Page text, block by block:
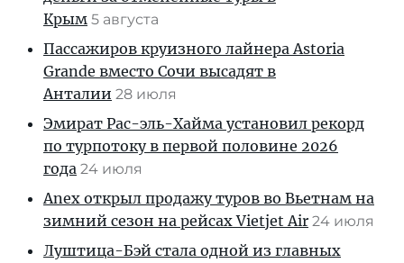
Крым 5 августа
Пассажиров круизного лайнера Astoria
Grande вместо Сочи высадят в
Анталии 28 июля
Эмират Рас-эль-Хайма установил рекорд
по турпотоку в первой половине 2026
года 24 июля
Anex открыл продажу туров во Вьетнам на
зимний сезон на рейсах Vietjet Air 24 июля
Луштица-Бэй стала одной из главных